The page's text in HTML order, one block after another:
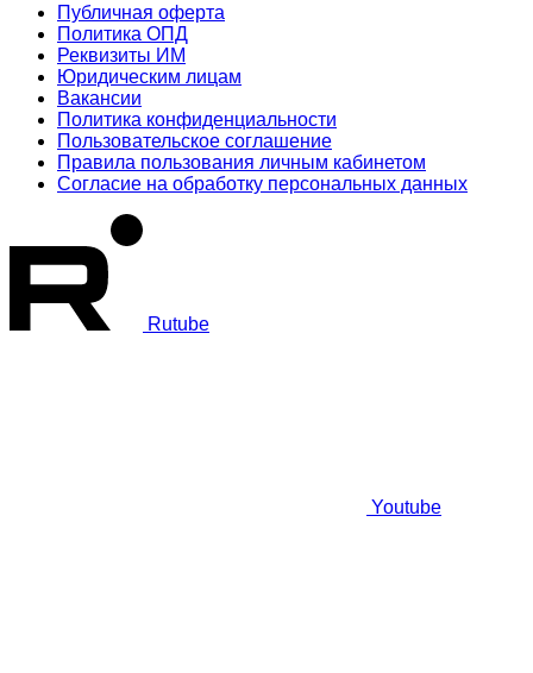
Публичная оферта
Политика ОПД
Реквизиты ИМ
Юридическим лицам
Вакансии
Политика конфиденциальности
Пользовательское соглашение
Правила пользования личным кабинетом
Согласие на обработку персональных данных
Rutube
Youtube